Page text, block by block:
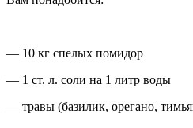
— 10 кг спелых помидор
— 1 ст. л. соли на 1 литр воды
— травы (базилик, орегано,